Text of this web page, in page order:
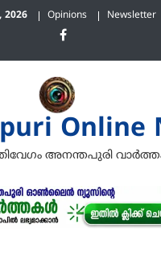
2026 Opinions Newsletter
Online
അനന്തപുരി